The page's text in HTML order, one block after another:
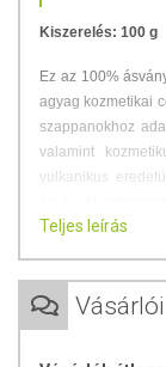
Kiszerelés: 100 g
Ez az 100%
agyag kozmetikai
szappanokhoz
valamint
vulkanikus
Kaolin
Teljes leírás